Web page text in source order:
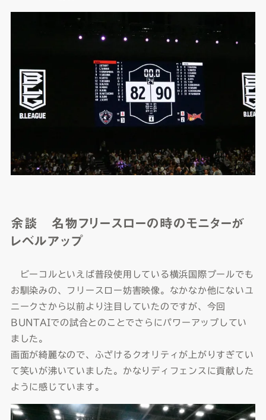
余談 名物フリースローの時のモニターが
レベルアップ
ビーコルといえば普段使用している横浜国際プールでも
お馴染みの、フリースロー妨害映像。なかなか他にないユ
ニークさから以前より注目していたのですが、今回
BUNTAIでの試合とのことでさらにパワーアップしてい
ました。
画面が綺麗なので、ふざけるクオリティが上がりすぎてい
て笑いが沸いていました。かなりディフェンスに貢献した
ように感じています。